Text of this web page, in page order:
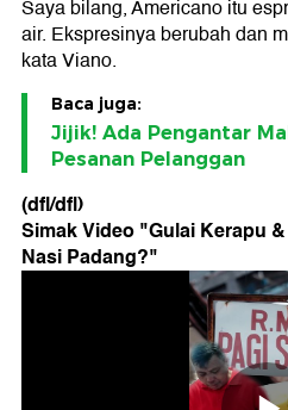
Saya bilang, Americano itu
air. Ekspresinya berubah dan
kata Viano.
Baca juga:
Jijik! Ada Pengantar
Pesanan Pelanggan
(dfl/dfl)
Simak Video "Gulai Kerapu
Nasi Padang?"